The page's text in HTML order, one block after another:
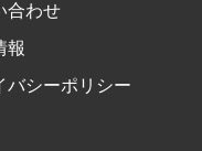
合わせ
報
バシーポリシー